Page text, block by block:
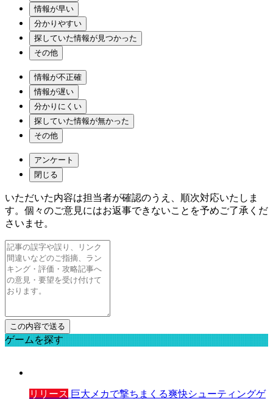
情報が早い
分かりやすい
探していた情報が見つかった
その他
情報が不正確
情報が遅い
分かりにくい
探していた情報が無かった
その他
アンケート
閉じる
いただいた内容は担当者が確認のうえ、順次対応いたしま
す。個々のご意見にはお返事できないことを予めご了承くだ
さいませ。
ゲームを探す
リリース 巨大メカで撃ちまくる爽快シューティングゲ